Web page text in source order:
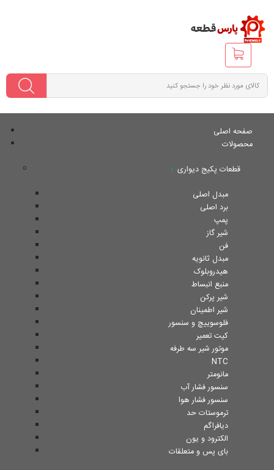
صفحه اصلی
محصولات
قطعات پکیج دیواری
مبدل اصلی
برد اصلی
پمپ
شیر گاز
فن
مبدل ثانویه
هیدروبلوک
منبع انبساط
شیر پرکن
شیر اطمینان
فلوسوییچ و سنسور
کیت تعمیر
موتور شیر سه طرفه
NTC
مانومتر
سنسور فشار آب
سنسور فشار هوا
ترموستات حد
دیافراگم
الکترود و یون
بای پس و متعلقات